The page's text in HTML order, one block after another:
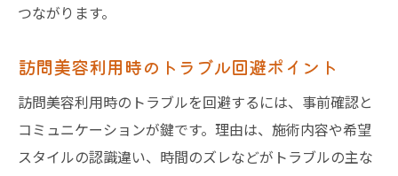
つながります。
訪問美容利用時のトラブル回避ポイント
訪問美容利用時のトラブルを回避するには、事前確認と
コミュニケーションが鍵です。理由は、施術内容や希望
スタイルの認識違い、時間のズレなどがトラブルの主な